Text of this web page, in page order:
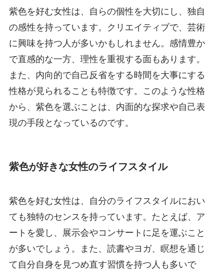
紫色を好む女性は、自らの個性を大切にし、独自
の感性を持っています。クリエイティブで、芸術
に興味を持つ人が多いかもしれません。感情豊か
で直感的な一方、理性を重視する面もあります。
また、内向的で自己反省をする時間を大事にする
性格が見られることも特徴です。このような性格
から、紫色を選ぶことは、内面的な探求や自己表
現の手段となっているのです。
紫色が好きな女性のライフスタイル
紫色を好む女性は、自分のライフスタイルにおい
ても独特のセンスを持っています。たとえば、ア
ートを愛し、展示会やコンサートに足を運ぶこと
が多いでしょう。また、読書やヨガ、瞑想を通じ
て自分自身を見つめ直す習慣を持つ人も多いで